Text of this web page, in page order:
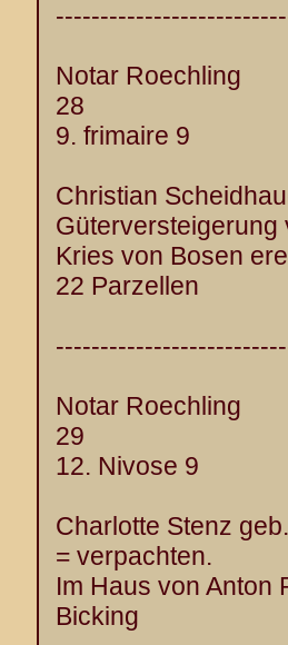
Notar Roechling
28
9. frimaire 9
Christian
Güterversteigerung
Kries von Bosen
22 Parzellen
Notar Roechling
29
12. Nivose 9
Charlotte Stenz
= verpachten.
Im Haus von Anton
Bicking